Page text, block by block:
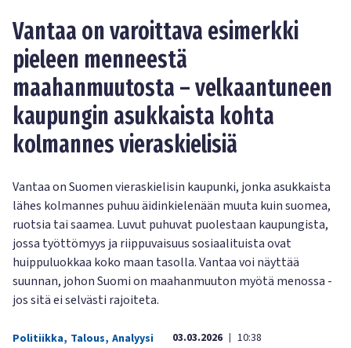
Vantaa on varoittava esimerkki
pieleen menneestä
maahanmuutosta – velkaantuneen
kaupungin asukkaista kohta
kolmannes vieraskielisiä
Vantaa on Suomen vieraskielisin kaupunki, jonka asukkaista
lähes kolmannes puhuu äidinkielenään muuta kuin suomea,
ruotsia tai saamea. Luvut puhuvat puolestaan kaupungista,
jossa työttömyys ja riippuvaisuus sosiaalituista ovat
huippuluokkaa koko maan tasolla. Vantaa voi näyttää
suunnan, johon Suomi on maahanmuuton myötä menossa -
jos sitä ei selvästi rajoiteta.
Politiikka, Talous, Analyysi 03.03.2026 | 10:38